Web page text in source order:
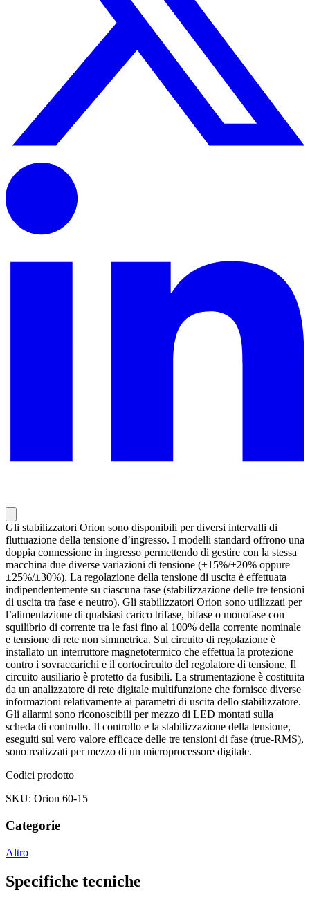
Gli stabilizzatori Orion sono disponibili per diversi intervalli di
fluttuazione della tensione d’ingresso. I modelli standard offrono una
doppia connessione in ingresso permettendo di gestire con la stessa
macchina due diverse variazioni di tensione (±15%/±20% oppure
±25%/±30%). La regolazione della tensione di uscita è effettuata
indipendentemente su ciascuna fase (stabilizzazione delle tre tensioni
di uscita tra fase e neutro). Gli stabilizzatori Orion sono utilizzati per
l’alimentazione di qualsiasi carico trifase, bifase o monofase con
squilibrio di corrente tra le fasi fino al 100% della corrente nominale
e tensione di rete non simmetrica. Sul circuito di regolazione è
installato un interruttore magnetotermico che effettua la protezione
contro i sovraccarichi e il cortocircuito del regolatore di tensione. Il
circuito ausiliario è protetto da fusibili. La strumentazione è costituita
da un analizzatore di rete digitale multifunzione che fornisce diverse
informazioni relativamente ai parametri di uscita dello stabilizzatore.
Gli allarmi sono riconoscibili per mezzo di LED montati sulla
scheda di controllo. Il controllo e la stabilizzazione della tensione,
eseguiti sul vero valore efficace delle tre tensioni di fase (true-RMS),
sono realizzati per mezzo di un microprocessore digitale.
Codici prodotto
SKU: Orion 60-15
Categorie
Altro
Specifiche tecniche